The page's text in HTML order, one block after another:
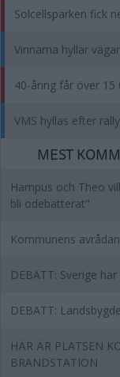
Solcellsparken fick
Vinnarna hyllar
40-åring får över
VMS hyllas efter
MEST
Hampus och Theo
bli odebatterat"
Kommunens
DEBATT: Sverige
DEBATT:
HÄR ÄR PLATSEN
BRANDSTATION